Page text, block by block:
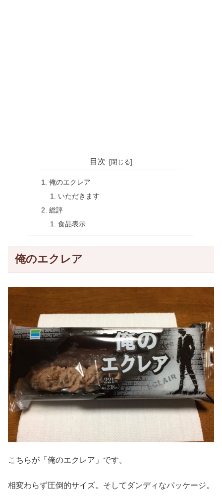
目次
俺のエクレア
いただきます
総評
食品表示
俺のエクレア
こちらが「俺のエクレア」です。
相変わらず圧倒的サイズ。そしてダンディなパッケージ。